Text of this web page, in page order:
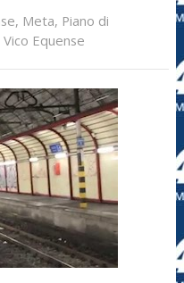
, Meta, Piano di
Vico Equense